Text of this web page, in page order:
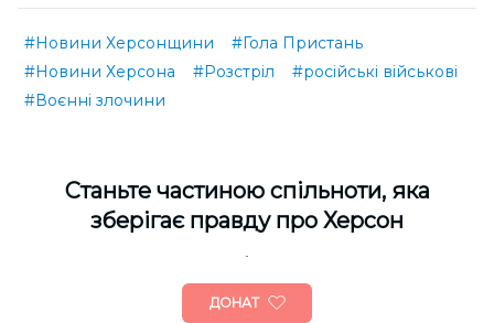
#Новини Херсонщини
#Гола Пристань
#Новини Херсона
#Розстріл
#російські військові
#Воєнні злочини
Cтаньте частиною спільноти, яка
зберігає правду про Херсон
ДОНАТ